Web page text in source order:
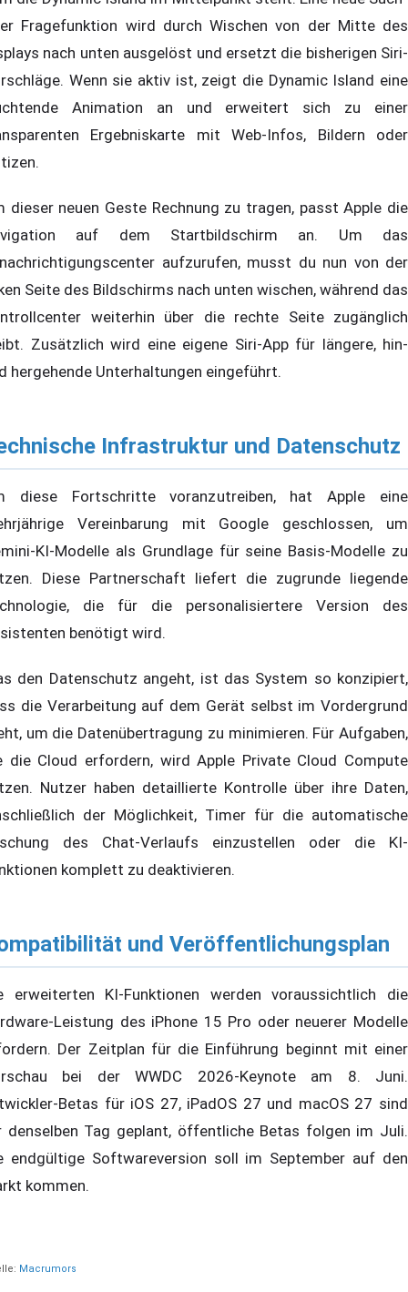
Fragefunktion wird durch Wischen von der Mitte des
nach unten ausgelöst und ersetzt die bisherigen Siri-
Wenn sie aktiv ist, zeigt die Dynamic Island eine
Animation an und erweitert sich zu einer
Ergebniskarte mit Web-Infos, Bildern oder
dieser neuen Geste Rechnung zu tragen, passt Apple die
auf dem Startbildschirm an. Um das
aufzurufen, musst du nun von der
Seite des Bildschirms nach unten wischen, während das
weiterhin über die rechte Seite zugänglich
Zusätzlich wird eine eigene Siri-App für längere, hin-
hergehende Unterhaltungen eingeführt.
Infrastruktur und Datenschutz
diese Fortschritte voranzutreiben, hat Apple eine
Vereinbarung mit Google geschlossen, um
KI-Modelle als Grundlage für seine Basis-Modelle zu
Diese Partnerschaft liefert die zugrunde liegende
die für die personalisiertere Version des
benötigt wird.
den Datenschutz angeht, ist das System so konzipiert,
die Verarbeitung auf dem Gerät selbst im Vordergrund
um die Datenübertragung zu minimieren. Für Aufgaben,
die Cloud erfordern, wird Apple Private Cloud Compute
Nutzer haben detaillierte Kontrolle über ihre Daten,
der Möglichkeit, Timer für die automatische
des Chat-Verlaufs einzustellen oder die KI-
komplett zu deaktivieren.
und Veröffentlichungsplan
erweiterten KI-Funktionen werden voraussichtlich die
Leistung des iPhone 15 Pro oder neuerer Modelle
Der Zeitplan für die Einführung beginnt mit einer
bei der WWDC 2026-Keynote am 8. Juni.
Betas für iOS 27, iPadOS 27 und macOS 27 sind
denselben Tag geplant, öffentliche Betas folgen im Juli.
endgültige Softwareversion soll im September auf den
kommen.
Macrumors